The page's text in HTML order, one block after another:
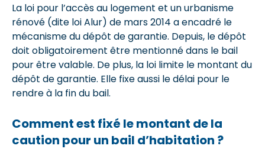
La loi pour l’accès au logement et un urbanisme
rénové (dite loi Alur) de mars 2014 a encadré le
mécanisme du dépôt de garantie. Depuis, le dépôt
doit obligatoirement être mentionné dans le bail
pour être valable. De plus, la loi limite le montant du
dépôt de garantie. Elle fixe aussi le délai pour le
rendre à la fin du bail.
Comment est fixé le montant de la
caution pour un bail d’habitation ?